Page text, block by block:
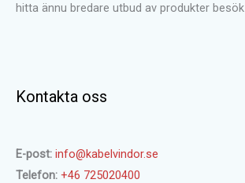
hitta ännu bredare utbud av produkter besök
Kontakta oss
E-post: info@kabelvindor.se
Telefon: +46 725020400